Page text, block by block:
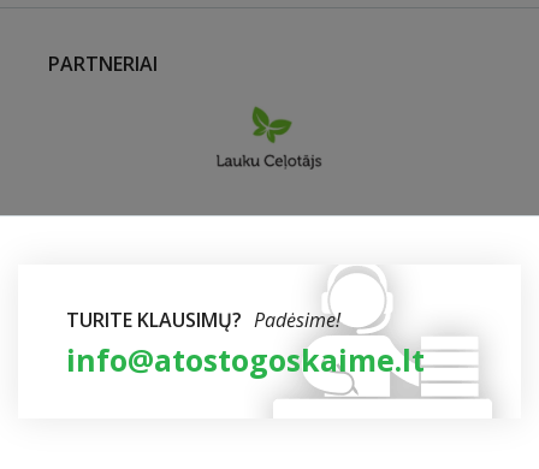
PARTNERIAI
TURITE KLAUSIMŲ? Padėsime!
info@atostogoskaime.lt